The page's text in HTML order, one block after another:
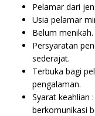
Pelamar dari
Usia pelamar
Belum menikah.
Persyaratan
sederajat.
Terbuka bagi
pengalaman.
Syarat keahlian
berkomunikasi